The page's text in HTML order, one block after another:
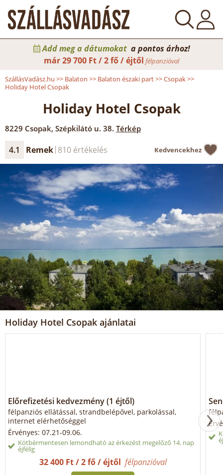
Add meg a dátumokat a pontos árhoz!
már29 700 Ft / 2 fő / éjtől félpanzióval
SzállásVadász.hu >> Balaton >> Balaton északi part>>Csopak>>
Holiday Hotel Csopak
Holiday Hotel Csopak
8229 Csopak, Szépkilátó u. 38. Térkép
4.1 Remek 810 értékelés Kedvencekhez
Holiday Hotel Csopak ajánlatai
Előrefizetési kedvezmény (1 éjtől)
félpanziós ellátással, strandbelépővel, parkolással,
internet elérhetőséggel
Érvényes: 07.21-09.06.
Kötbérmentesen lemondható az érkezést megelőző 14. nap
éjfélig
32 400 Ft / 2 fő / éjtől félpanzióval